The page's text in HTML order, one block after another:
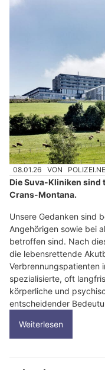
08.01.26 VON
Die Suva-Kliniken sind
Crans-Montana.
Unsere Gedanken sind
Angehörigen sowie bei
betroffen sind. Nach
die lebensrettende
Verbrennungspatienten
spezialisierte, oft
körperliche und
entscheidender
Weiterlesen